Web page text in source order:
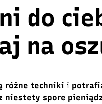
do
na
różne techniki i
niestety spore